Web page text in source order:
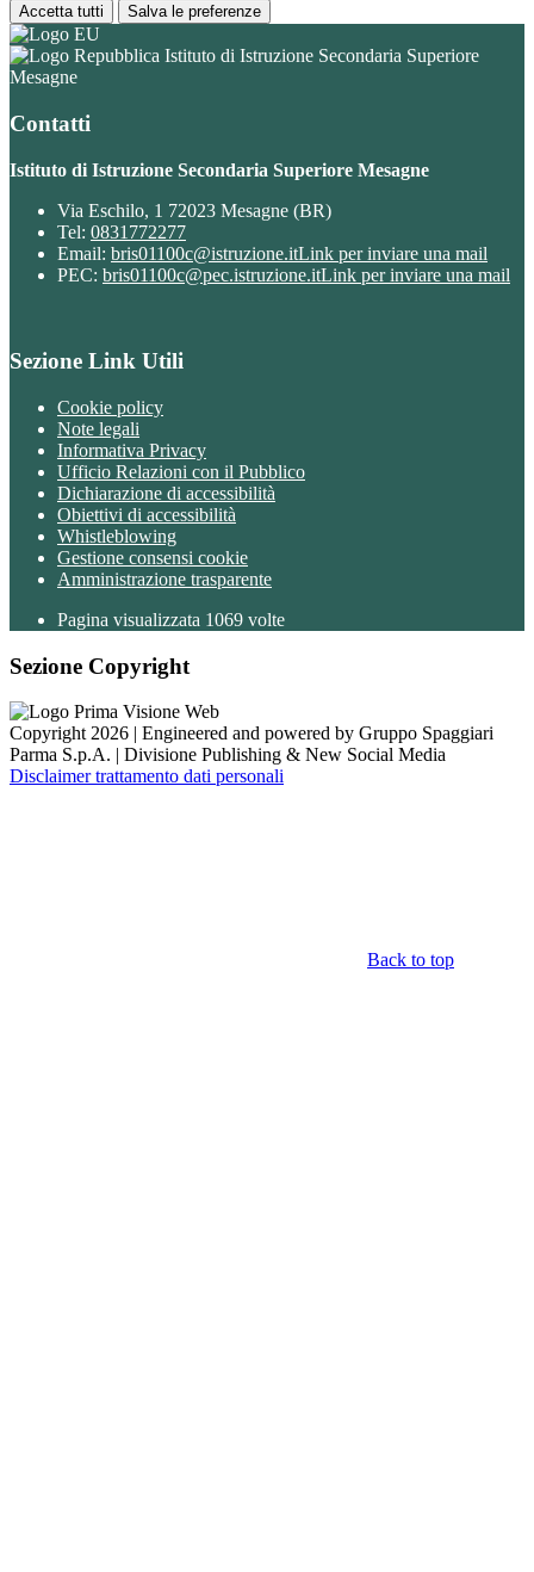
Accetta tutti Salva le preferenze
Istituto di Istruzione Secondaria Superiore
Mesagne
Contatti
Istituto di Istruzione Secondaria Superiore Mesagne
Via Eschilo, 1 72023 Mesagne (BR)
Tel: 0831772277
Email: bris01100c@istruzione.itLink per inviare una mail
PEC: bris01100c@pec.istruzione.itLink per inviare una mail
Sezione Link Utili
Cookie policy
Note legali
Informativa Privacy
Ufficio Relazioni con il Pubblico
Dichiarazione di accessibilità
Obiettivi di accessibilità
Whistleblowing
Gestione consensi cookie
Amministrazione trasparente
Pagina visualizzata 1069 volte
Sezione Copyright
Copyright 2026 | Engineered and powered by Gruppo Spaggiari
Parma S.p.A. | Divisione Publishing & New Social Media
Disclaimer trattamento dati personali
Back to top